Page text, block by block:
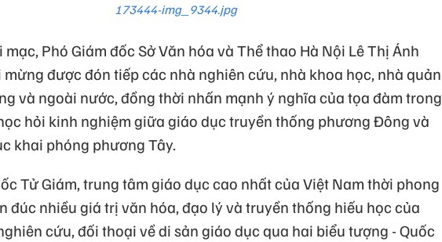
173444-img_9344.jpg
Phó Giám đốc Sở Văn hóa và Thể thao Hà Nội Lê Thị Ánh
được đón tiếp các nhà nghiên cứu, nhà khoa học, nhà quản
và ngoài nước, đồng thời nhấn mạnh ý nghĩa của tọa đàm trong
hỏi kinh nghiệm giữa giáo dục truyền thống phương Đông và
khai phóng phương Tây.
Tử Giám, trung tâm giáo dục cao nhất của Việt Nam thời phong
đúc nhiều giá trị văn hóa, đạo lý và truyền thống hiếu học của
cứu, đối thoại về di sản giáo dục qua hai biểu tượng - Quốc